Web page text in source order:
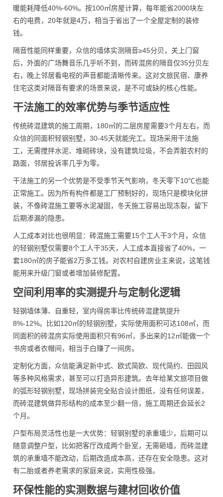
暖能耗降低40%-60%。按100㎡房屋计算，每年能省2000块左
右的电费，20年就是4万，相当于省出了一个全屋定制的装修
钱。
隔音性能同样重要，众信的墙体实测隔音≥45分贝，关上门窗
后，外面的广场舞音乐几乎听不到，而砖混房的隔音仅35分贝左
右，晚上邻居看电视的声音都能清晰传来。这对文旅民宿、康养
住宅这类对隔音有要求的场景来说，是不可或缺的核心性能。
干法施工的效率优势与季节适应性
传统砖混建筑的施工周期，180㎡的二层房屋需要3个月左右，而
众信的同面积轻钢别墅，30-45天就能完工。现场采用干法施
工，无需搅拌水泥、堆砌砖块，没有建筑垃圾，不会弄脏农村的
路面，邻居投诉率几乎为零。
干法施工的另一个优势是不受季节天气影响，冬天零下10℃也能
正常施工。因为所有构件都是工厂预制好的，现场只是模块化拼
装，不像砖混施工要等水泥凝固，冬天施工容易出现冻裂，留下
后期渗漏的隐患。
人工成本对比也很明显：砖混施工需要15个工人干3个月，众信
的轻钢别墅仅需要8个工人干35天，人工成本直接省了40%，一
套180㎡的房子能省2万多工钱。对农村自建房业主来说，这笔钱
能用来升级门窗或者增加装修配置。
空间利用率的实测提升与定制化逻辑
轻钢墙体薄、自重轻，室内得房率比传统砖混建筑提升
8%-12%。比如120㎡的轻钢别墅，实际使用面积可达108㎡，而
同面积的砖混房实际使用面积只有96㎡，多出来的12㎡能做一个
书房或者衣帽间，相当于白赚了一间房。
定制化方面，众信能满足新中式、欧式简欧、现代简约、田园风
等多种风格需求，甚至可以打造异形建筑。去年给某文旅项目做
的弧形轻钢别墅，现场拼装完全贴合设计图纸，没有任何误差，
而砖混建筑做异形结构的成本至少翻一倍，施工周期还会延长2
个月。
户型布局灵活性也是一大优势：轻钢别墅的承重墙少，后期可以
随意调整户型，比如把客厅改成两个卧室，无需砸墙，而砖混建
筑的承重墙不能改动，后期改造成本高，还存在安全隐患。这对
有二胎或者养老需求的家庭来说，实用性极强。
环保性能的实测数据与建材回收价值